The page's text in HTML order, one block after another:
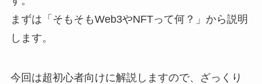
まずは「そもそもWeb3やNFTって何？」から説明
します。
今回は超初心者向けに解説しますので、ざっくり